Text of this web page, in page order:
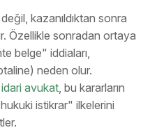
kazanıldıktan sonra
Özellikle sonradan ortaya
belge" iddiaları,
neden olur.
idari avukat , bu kararların
istikrar" ilkelerini